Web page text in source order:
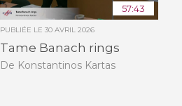
57:43
PUBLIÉE LE 30 AVRIL 2026
Tame Banach rings
De Konstantinos Kartas